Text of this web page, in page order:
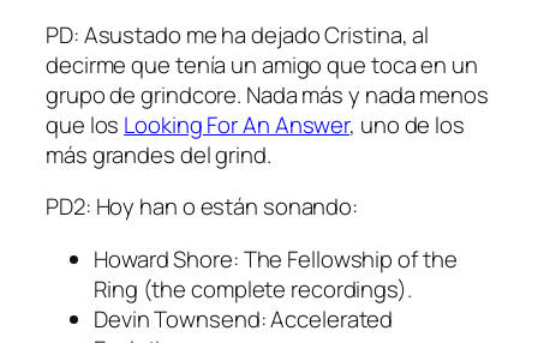
PD: Asustado me ha dejado Cristina, al
decirme que tenía un amigo que toca en un
grupo de grindcore. Nada más y nada menos
que los Looking For An Answer, uno de los
más grandes del grind.
PD2: Hoy han o están sonando:
Howard Shore: The Fellowship of the
Ring (the complete recordings).
Devin Townsend: Accelerated